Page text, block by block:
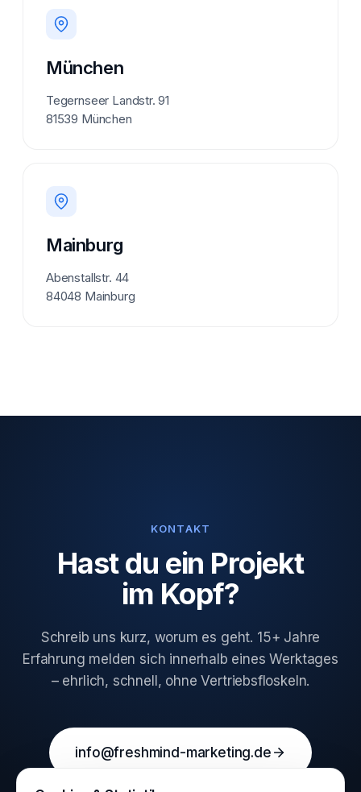
München
Tegernseer Landstr. 91
81539 München
Mainburg
Abenstallstr. 44
84048 Mainburg
KONTAKT
Hast du ein Projekt
im Kopf?
Schreib uns kurz, worum es geht. 15+ Jahre
Erfahrung melden sich innerhalb eines Werktages
– ehrlich, schnell, ohne Vertriebsfloskeln.
info@freshmind-marketing.de